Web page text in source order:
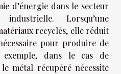
d’énergie dans le secteur
Lorsqu’une
recyclés, elle réduit
pour produire de
exemple, dans le cas de
métal récupéré nécessite